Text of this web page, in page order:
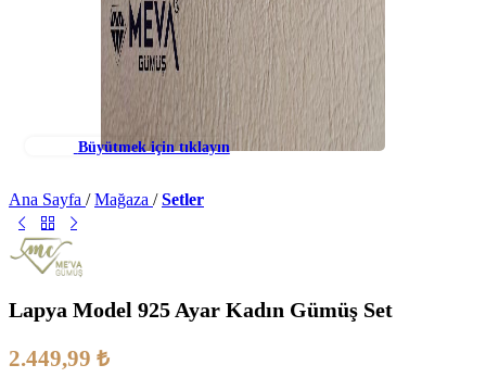
Büyütmek için tıklayın
Ana Sayfa / Mağaza / Setler
Lapya Model 925 Ayar Kadın Gümüş Set
2.449,99 ₺